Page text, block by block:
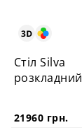
Стіл Silva
21960 грн.